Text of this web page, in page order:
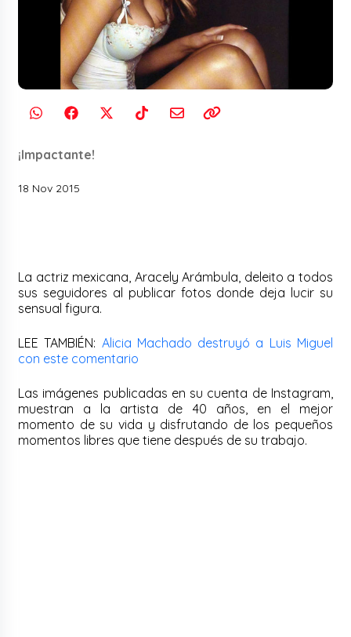
¡Impactante!
18 Nov 2015
La actriz mexicana, Aracely Arámbula, deleito a todos
sus seguidores al publicar fotos donde deja lucir su
sensual figura.
LEE TAMBIÉN: Alicia Machado destruyó a Luis Miguel
con este comentario
Las imágenes publicadas en su cuenta de Instagram,
muestran a la artista de 40 años, en el mejor
momento de su vida y disfrutando de los pequeños
momentos libres que tiene después de su trabajo.